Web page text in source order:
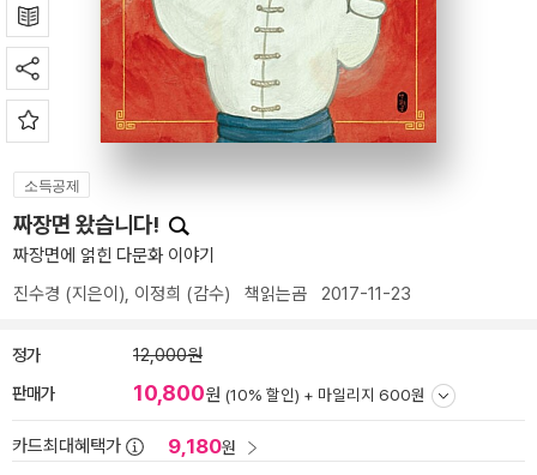
소득공제
짜장면 왔습니다!
짜장면에 얽힌 다문화 이야기
진수경 (지은이), 이정희 (감수) 책읽는곰 2017-11-23
정가 12,000원
판매가 10,800원 (10% 할인) + 마일리지 600원
카드최대혜택가 9,180원